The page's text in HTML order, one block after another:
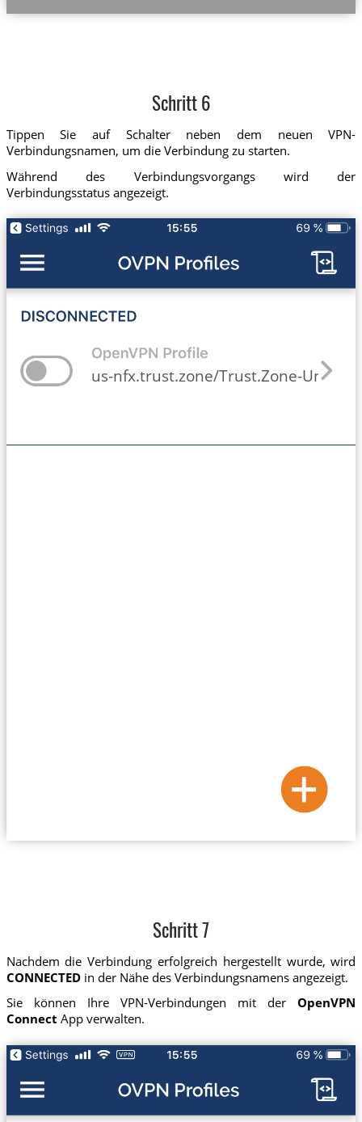
Schritt 6
Tippen Sie auf Schalter neben dem neuen VPN-
Verbindungsnamen, um die Verbindung zu starten.
Während des Verbindungsvorgangs wird der
Verbindungsstatus angezeigt.
us-nfx.trust.zone/Trust.Zone-United-
Schritt 7
Nachdem die Verbindung erfolgreich hergestellt wurde, wird
CONNECTEDin der Nähe des Verbindungsnamens angezeigt.
Sie können Ihre VPN-Verbindungen mit derOpenVPN
Connect App verwalten.